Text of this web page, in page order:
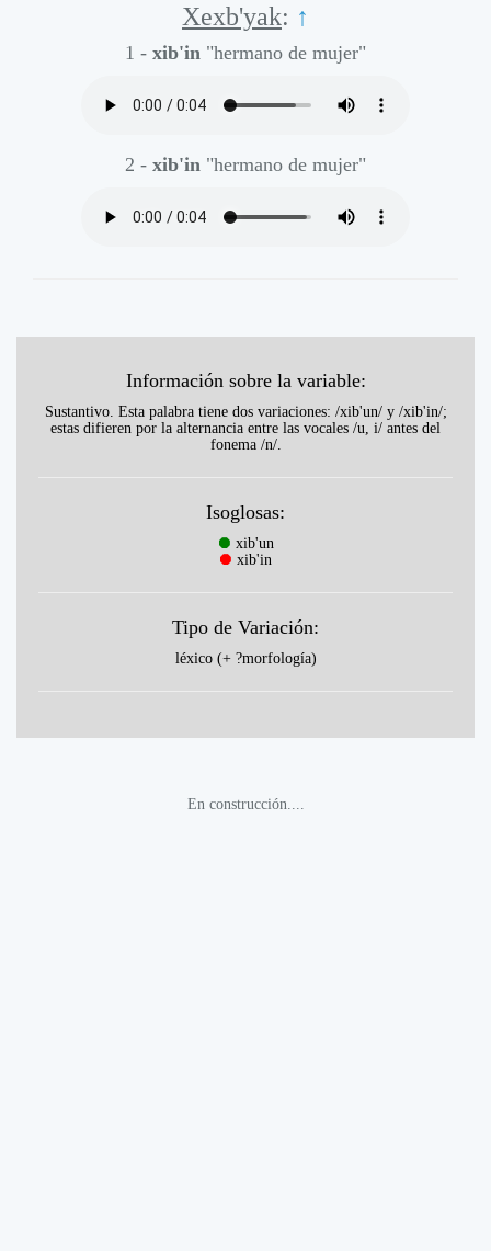
Xexb'yak: ↑
1 - xib'in "hermano de mujer"
2 - xib'in "hermano de mujer"
Información sobre la variable:
Sustantivo. Esta palabra tiene dos variaciones: /xib'un/ y /xib'in/;
estas difieren por la alternancia entre las vocales /u, i/ antes del
fonema /n/.
Isoglosas:
⯃ xib'un
⯃ xib'in
Tipo de Variación:
léxico (+ ?morfología)
En construcción....